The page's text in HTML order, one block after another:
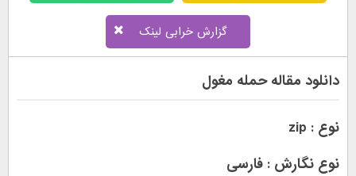
گزارش خرابی لینک
دانلود مقاله حمله مغول
نوع : zip
نوع نگارش : فارسی